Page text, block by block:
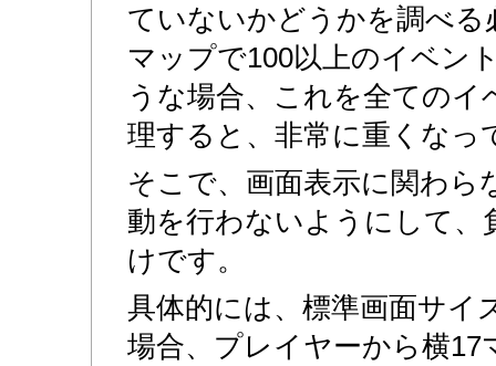
ていないかどうかを調べ
マップで100以上のイベン
うな場合、これを全ての
理すると、非常に重くなっ
そこで、画面表示に関わら
動を行わないようにして、
けです。
具体的には、標準画面サイ
場合、プレイヤーから横17